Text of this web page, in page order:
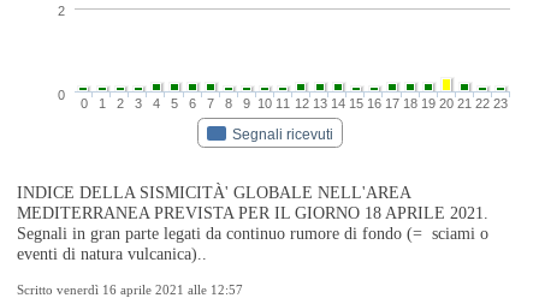
Segnali ricevuti
0 1 2 3 4 5 6 7 8 9 10 11 12 13 14 15 16 17 18 19 20 21 22 23
0
2
INDICE DELLA SISMICITÀ' GLOBALE NELL'AREA
MEDITERRANEA PREVISTA PER IL GIORNO 18 APRILE 2021.
Segnali in gran parte legati da continuo rumore di fondo (= sciami o
eventi di natura vulcanica)..
Scritto venerdì 16 aprile 2021 alle 12:57